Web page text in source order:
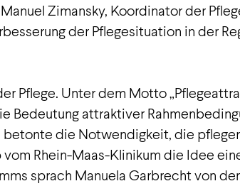
Zimansky, Koordinator der
der Pflegesituation in der
Pflege. Unter dem Motto
Bedeutung attraktiver
betonte die Notwendigkeit, die
Rhein-Maas-Klinikum die Idee
sprach Manuela Garbrecht von